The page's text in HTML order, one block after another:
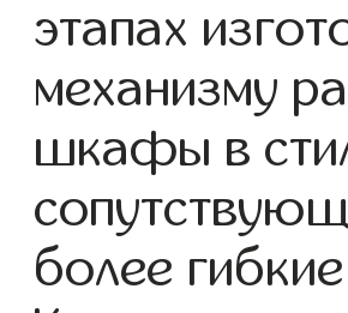
этапах
механизму
шкафы в
более